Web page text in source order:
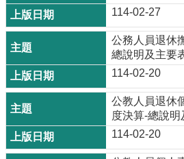
114-02-27
公務人員退休
總說明及主要
114-02-20
公教人員退休
度決算-總說明
114-02-20